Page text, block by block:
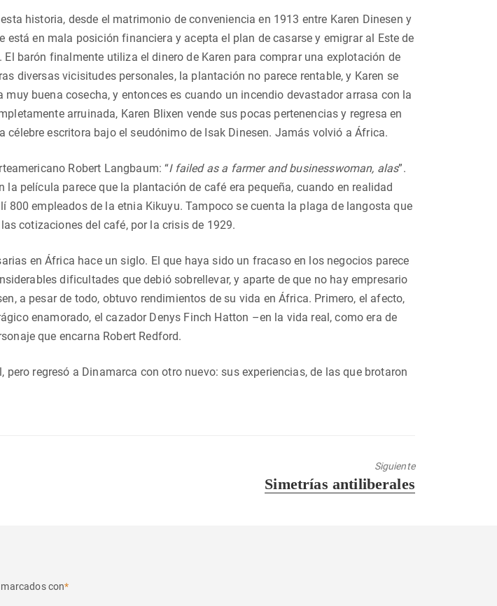
historia, desde el matrimonio de conveniencia en 1913 entre Karen Dinesen y
está en mala posición financiera y acepta el plan de casarse y emigrar al Este de
barón finalmente utiliza el dinero de Karen para comprar una explotación de
diversas vicisitudes personales, la plantación no parece rentable, y Karen se
buena cosecha, y entonces es cuando un incendio devastador arrasa con la
arruinada, Karen Blixen vende sus pocas pertenencias y regresa en
célebre escritora bajo el seudónimo de Isak Dinesen. Jamás volvió a África.
Robert Langbaum: “I failed as a farmer and businesswoman, alas”.
la película parece que la plantación de café era pequeña, cuando en realidad
800 empleados de la etnia Kikuyu. Tampoco se cuenta la plaga de langosta que
cotizaciones del café, por la crisis de 1929.
en África hace un siglo. El que haya sido un fracaso en los negocios parece
dificultades que debió sobrellevar, y aparte de que no hay empresario
a pesar de todo, obtuvo rendimientos de su vida en África. Primero, el afecto,
enamorado, el cazador Denys Finch Hatton –en la vida real, como era de
que encarna Robert Redford.
regresó a Dinamarca con otro nuevo: sus experiencias, de las que brotaron
Siguiente
Entrada
Simetrías antiliberales
con*